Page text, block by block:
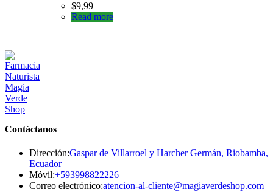
$9,99
Read more
Contáctanos
Dirección:Gaspar de Villarroel y Harcher Germán, Riobamba,
Ecuador
Móvil:+593998822226Se
abre
Correo electrónico:atencion-al-cliente@magiaverdeshop.comSe